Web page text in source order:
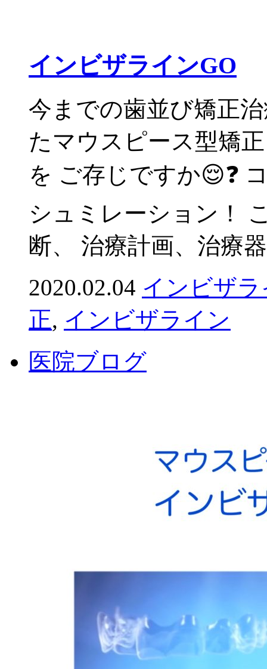
インビザラインGO
今までの歯並び矯正
たマウスピース型矯
を ご存じですか😌❓
シュミレーション！
断、 治療計画、治療
2020.02.04 インビザラ
正, インビザライン
医院ブログ